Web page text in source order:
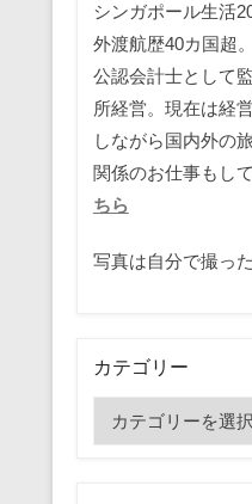
シンガポール生活
外渡航歴40カ国超。
公認会計士として
所経営。現在は経
しながら国内外の
関係のお仕事もし
ちら
写真は自分で撮っ
カテゴリー
テ